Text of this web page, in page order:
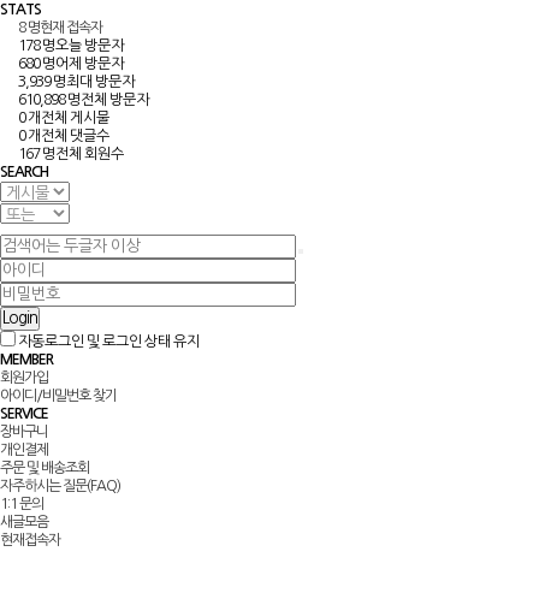
STATS
8 명현재 접속자
178 명오늘 방문자
680 명어제 방문자
3,939 명최대 방문자
610,898 명전체 방문자
0 개 전체 게시물
0 개 전체 댓글수
167 명전체 회원수
SEARCH
Login
자동로그인 및 로그인 상태 유지
MEMBER
회원가입
아이디/비밀번호 찾기
SERVICE
장바구니
개인결제
주문 및 배송조회
자주하시는 질문(FAQ)
1:1 문의
새글모음
현재접속자